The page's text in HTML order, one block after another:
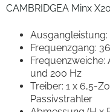
CAMBRIDGEA Minx
Ausgangleistung:
Frequenzgang:
Frequenzweiche:
und 200 Hz
Treiber: 1 x 6,5-
Passivstrahler